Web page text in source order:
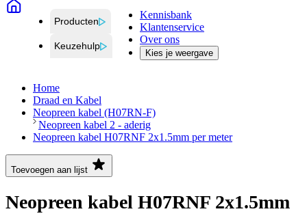
Producten
Keuzehulp
Kennisbank
Klantenservice
Over ons
Kies je weergave
Home
Draad en Kabel
Neopreen kabel (H07RN-F)
Neopreen kabel 2 - aderig
Neopreen kabel H07RNF 2x1.5mm per meter
Toevoegen aan lijst
Neopreen kabel H07RNF 2x1.5mm